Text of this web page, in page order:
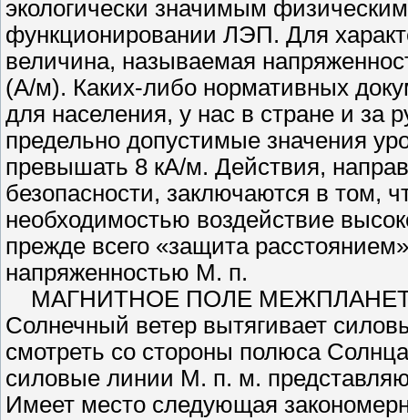
экологически значимым
функционировании ЛЭП. Для
величина, называемая
(А/м). Каких-либо нормативных
для населения, у нас в стране и за
предельно допустимые зна­чения
превышать 8 кА/м. Действия,
безопасности, заключаются в том,
необходимостью воздей­ствие
прежде всего «защита
напряженностью М. п.
МАГНИТНОЕ ПОЛЕ
Солнечный ветер вытягива­ет
смотреть со стороны полюса
силовые линии М. п. м.
Имеет место следующая